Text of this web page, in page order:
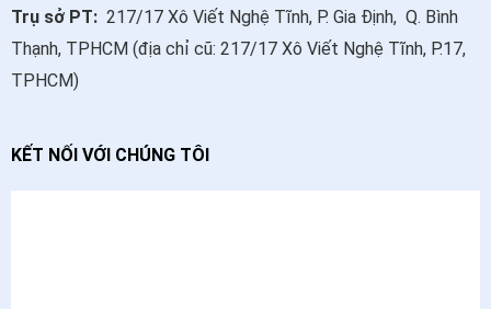
Trụ sở PT:217/17 Xô Viết Nghệ Tĩnh, P. Gia Định, Q. Bình
Thạnh, TPHCM (địa chỉ cũ: 217/17 Xô Viết Nghệ Tĩnh, P.17,
TPHCM)
KẾT NỐI VỚI CHÚNG TÔI